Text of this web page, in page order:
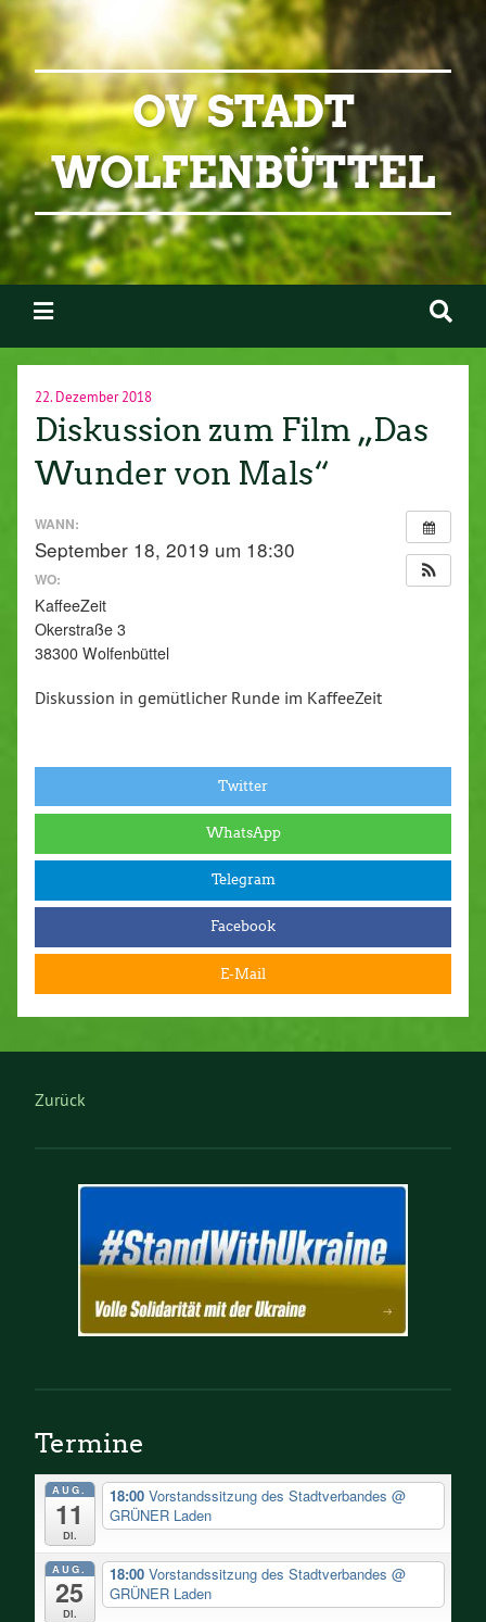
OV STADT
WOLFENBÜTTEL
22. Dezember 2018
Diskussion zum Film „Das
Wunder von Mals“
WANN:
September 18, 2019 um 18:30
WO:
KaffeeZeit
Okerstraße 3
38300 Wolfenbüttel
Diskussion in gemütlicher Runde im KaffeeZeit
Twitter
WhatsApp
Telegram
Facebook
E-Mail
Zurück
Termine
AUG.
11
Di.
18:00 Vorstandssitzung des Stadtverbandes @
GRÜNER Laden
AUG.
25
Di.
18:00 Vorstandssitzung des Stadtverbandes @
GRÜNER Laden